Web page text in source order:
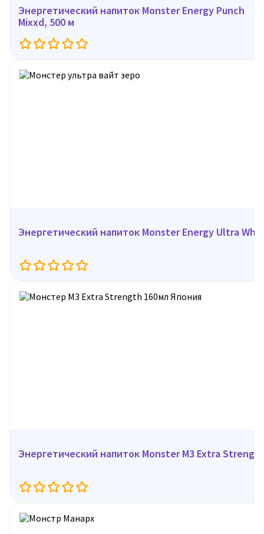
Энергетический напиток Monster Energy Punch
Mixxd, 500 м
Энергетический напиток Monster Energy Ultra
Энергетический напиток Monster M3 Extra